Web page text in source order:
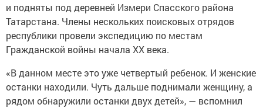
и подняты под деревней Измери Спасского района
Татарстана. Члены нескольких поисковых отрядов
республики провели экспедицию по местам
Гражданской войны начала XX века.
«В данном месте это уже четвертый ребенок. И женские
останки находили. Чуть дальше поднимали женщину, а
рядом обнаружили останки двух детей», — вспомнил